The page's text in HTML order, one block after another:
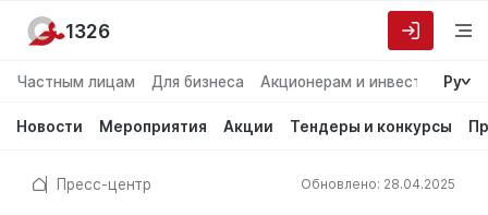
Частным лицам Для бизнеса Акционерам и инвесторам
Ру
Новости Мероприятия Акции Тендеры и конкурсы
1326
Пресс-центр Обновлено: 28.04.2025